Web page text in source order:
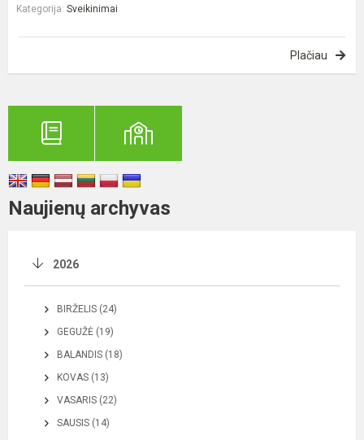
Kategorija: Sveikinimai
Plačiau
Naujienų archyvas
2026
BIRŽELIS (24)
GEGUŽĖ (19)
BALANDIS (18)
KOVAS (13)
VASARIS (22)
SAUSIS (14)